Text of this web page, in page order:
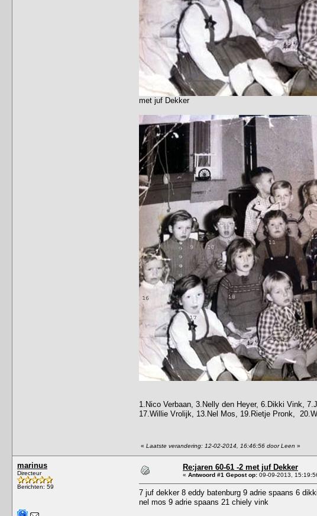
met juf Dekker
1.Nico Verbaan, 3.Nelly den Heyer, 6.Dikki Vink,
17.Willie Vrolijk, 13.Nel Mos, 19.Rietje Pronk,
« Laatste verandering: 12-02-2014, 16:46:56 door Leen »
marinus
Directeur
Berichten: 59
Re:jaren 60-61 -2 met juf Dekker
« Antwoord #1 Gepost op: 09-09-2013,
7 juf dekker 8 eddy batenburg 9 adrie spaans 6
nel mos 9 adrie spaans 21 chiely vink